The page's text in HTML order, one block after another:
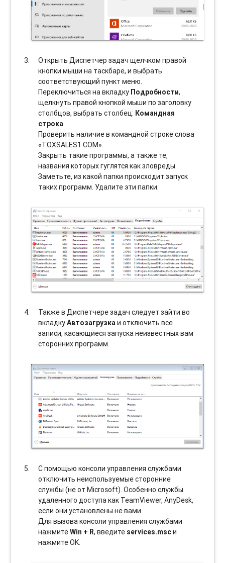
Открыть Диспетчер задач щелчком правой
кнопки мыши на таскбаре, и выбрать
соотвeтствующий пункт меню.
Переключиться на вкладку Подробности,
щелкнуть правой кнопкой мыши по заголовку
столбцов, выбрать столбец: Командная
строка.
Проверить наличие в командной строке слова
«TOXSALES1.COM».
Закрыть такие программы, а также те,
названия которых гуглятся как зловреды.
Заметьте, из какой папки происходит запуск
таких программ. Удалите эти папки.
Также в Диспетчере задач следует зайти во
вкладкуАвтозагрузкаи отключить все
записи, касающиеся запуска неизвестных вам
сторонних программ.
С помощью консоли управления службами
отключить неиспользуемые сторонние
службы (не от Microsoft). Особенно службы
удаленного доступа как TeamViewer, AnyDesk,
если они установлены не вами.
Для вызова консоли управления службами
нажмитеWin + R, введите services.mscи
нажмите OK.